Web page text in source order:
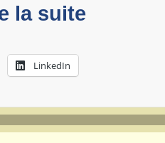
la suite
LinkedIn